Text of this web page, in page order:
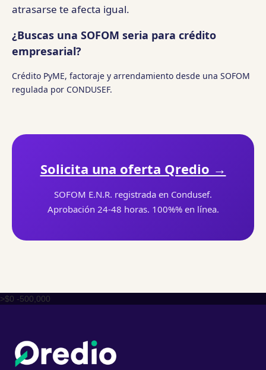
atrasarse te afecta igual.
¿Buscas una SOFOM seria para crédito
empresarial?
Crédito PyME, factoraje y arrendamiento desde una SOFOM
regulada por CONDUSEF.
Solicita una oferta Qredio →
SOFOM E.N.R. registrada en Condusef.
Aprobación 24-48 horas. 100%% en línea.
>$0 -500,000